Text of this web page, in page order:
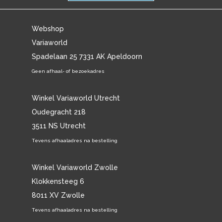
Webshop
Variaworld
Spadelaan 25 7331 AK Apeldoorn
Geen afhaal- of bezoekadres
Winkel Variaworld Utrecht
Oudegracht 218
3511 NS Utrecht
Tevens afhaaladres na bestelling
Winkel Variaworld Zwolle
Klokkensteeg 6
8011 XV Zwolle
Tevens afhaaladres na bestelling